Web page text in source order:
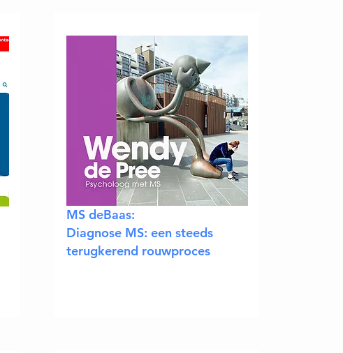
MS deBaas:
Diagnose MS: een steeds
terugkerend rouwproces